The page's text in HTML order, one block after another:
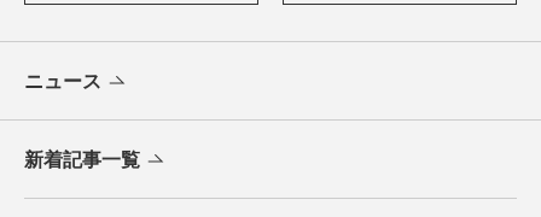
ニュース
新着記事一覧